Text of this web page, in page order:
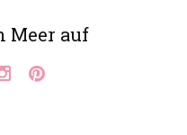
Meer auf